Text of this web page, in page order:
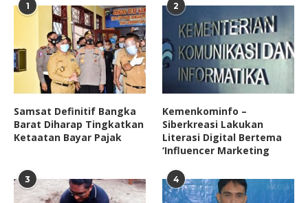
1
Samsat Definitif Bangka
Barat Diharap Tingkatkan
Ketaatan Bayar Pajak
2
Kemenkominfo –
Siberkreasi Lakukan
Literasi Digital Bertema
‘Influencer Marketing
3 4